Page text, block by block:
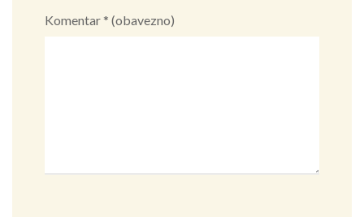
Komentar* (obavezno)